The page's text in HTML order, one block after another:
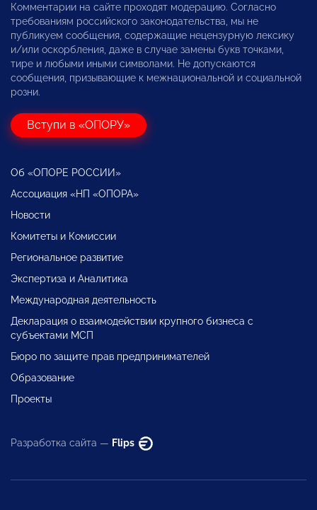
Комментарии на сайте проходят модерацию. Согласно
требованиям российского законодательства, мы не
публикуем сообщения, содержащие нецензурную лексику
и/или оскорбления, даже в случае замены букв точками,
тире и любыми иными символами. Не допускаются
сообщения, призывающие к межнациональной и социальной
розни.
Вступи в «ОПОРУ»
Об «ОПОРЕ РОССИИ»
Ассоциация «НП «ОПОРА»
Новости
Комитеты и Комиссии
Региональное развитие
Экспертиза и Аналитика
Международная деятельность
Декларация о взаимодействии крупного бизнеса с
субъектами МСП
Бюро по защите прав предпринимателей
Образование
Проекты
Разработка сайта — Flips